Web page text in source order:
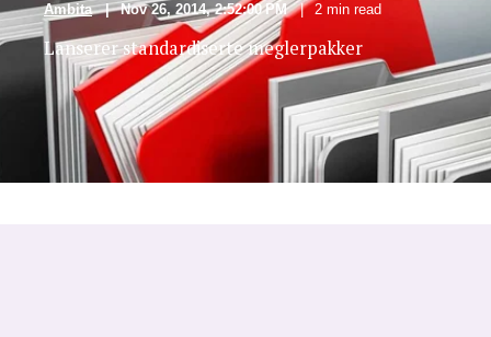
Ambita Nov 26, 2014, 2:52:00 PM 2 min read
Lanserer standardiserte meglerpakker